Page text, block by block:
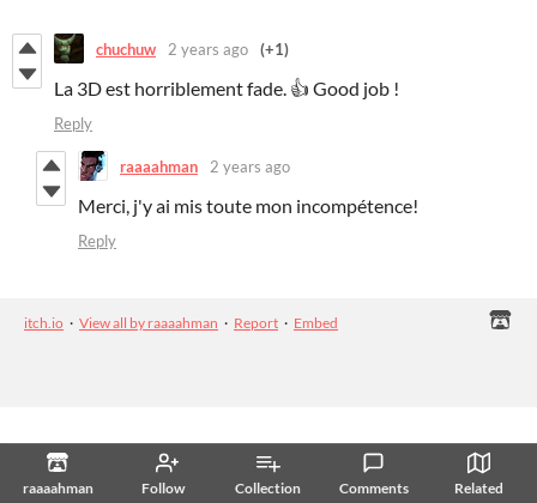
raaaahman Follow Collection Comments Related
chuchuw 2 years ago (+1)
La 3D est horriblement fade. 👍‍ Good job !
Reply
raaaahman 2 years ago
Merci, j'y ai mis toute mon incompétence!
Reply
itch.io · View all by raaaahman · Report · Embed